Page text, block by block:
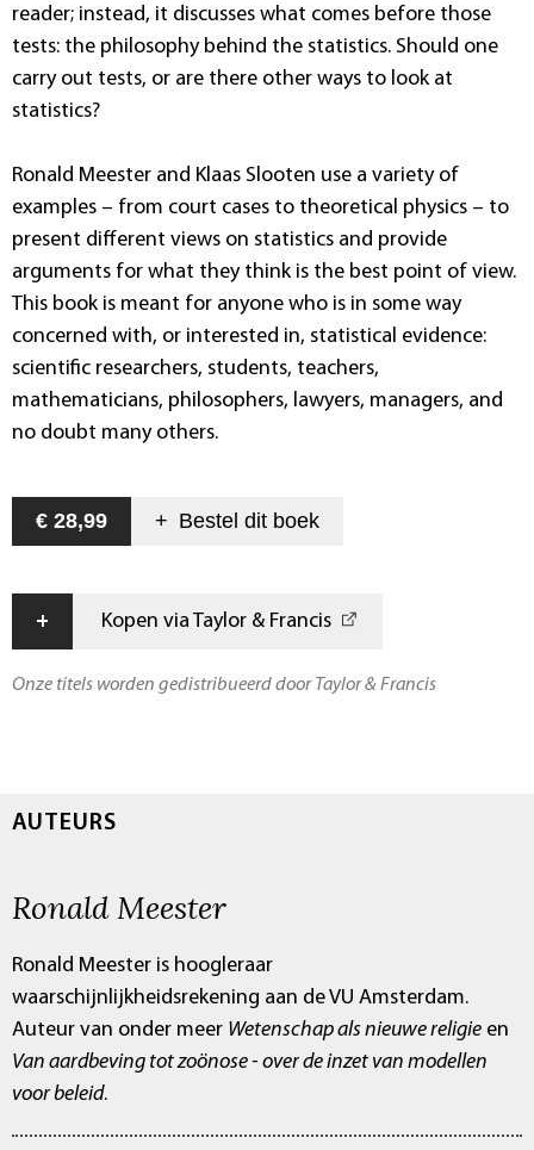
reader; instead, it discusses what comes before those
tests: the philosophy behind the statistics. Should one
carry out tests, or are there other ways to look at
statistics?
Ronald Meester and Klaas Slooten use a variety of
examples – from court cases to theoretical physics – to
present different views on statistics and provide
arguments for what they think is the best point of view.
This book is meant for anyone who is in some way
concerned with, or interested in, statistical evidence:
scientific researchers, students, teachers,
mathematicians, philosophers, lawyers, managers, and
no doubt many others.
€ 28,99 + Bestel dit boek
+ Kopen via Taylor & Francis
Onze titels worden gedistribueerd door Taylor & Francis
AUTEURS
Ronald Meester
Ronald Meester is hoogleraar
waarschijnlijkheidsrekening aan de VU Amsterdam.
Auteur van onder meer Wetenschap als nieuwe religie en
Van aardbeving tot zoönose - over de inzet van modellen
voor beleid.